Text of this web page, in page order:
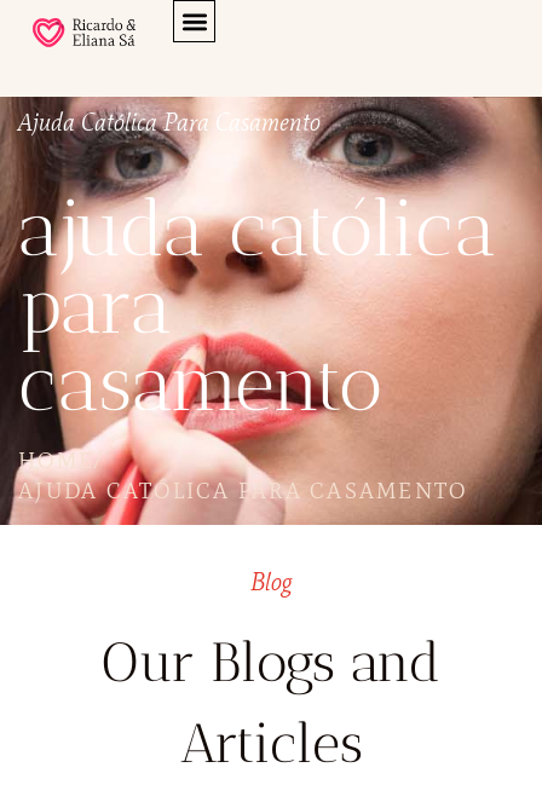
Ajuda Católica Para Casamento
ajuda católica
para
casamento
HOME/
AJUDA CATÓLICA PARA CASAMENTO
Blog
Our Blogs and
Articles